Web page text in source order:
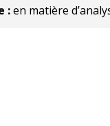
:en matière